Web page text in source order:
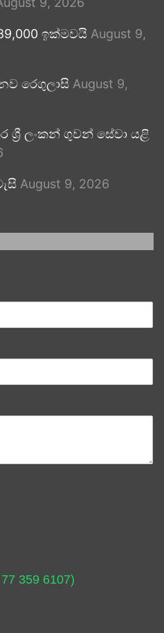
ඉක්මවයි August 9,
රෙගුලාසි August 9,
ලංකන් ගුවන් සේවා යළි
August 9, 2026
359 6107)